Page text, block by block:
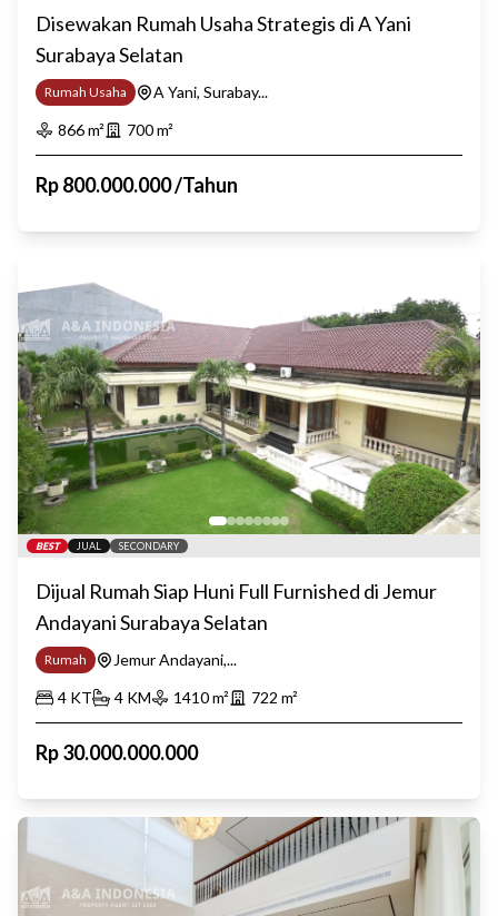
Disewakan Rumah Usaha Strategis di A Yani
Surabaya Selatan
Rumah Usaha
A Yani, Surabay...
866m² 700m²
Rp800.000.000/Tahun
BEST JUAL SECONDARY
Dijual Rumah Siap Huni Full Furnished di Jemur
Andayani Surabaya Selatan
Rumah
Jemur Andayani,...
4 KT 4 KM 1410m² 722 m²
Rp30.000.000.000